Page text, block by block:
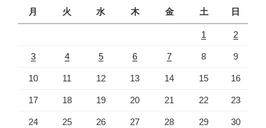
月
火 水 木 金 土 日
1 2
3 4 5 6 7 8 9
10 11 12 13 14 15 16
17 18 19 20 21 22 23
24 25 26 27 28 29 30